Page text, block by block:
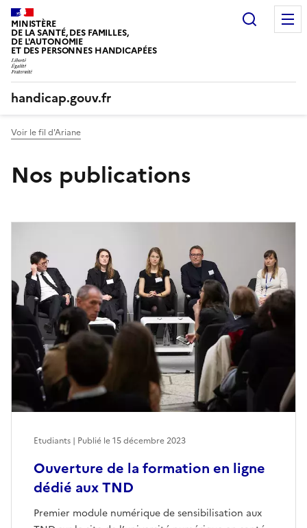
Panneau de gestion des cookies
MINISTÈRE
DE LA SANTÉ, DES FAMILLES,
DE L'AUTONOMIE
ET DES PERSONNES HANDICAPÉES
handicap.gouv.fr
Voir le fil d'Ariane
Nos publications
Ouverture de la formation en ligne
dédié aux TND
Premier module numérique de sensibilisation aux
Etudiants | Publié le15 décembre 2023